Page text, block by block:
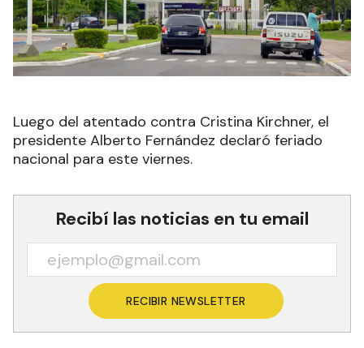
Luego del atentado contra Cristina Kirchner, el
presidente Alberto Fernández declaró feriado
nacional para este viernes.
Recibí las noticias en tu email
RECIBIR NEWSLETTER